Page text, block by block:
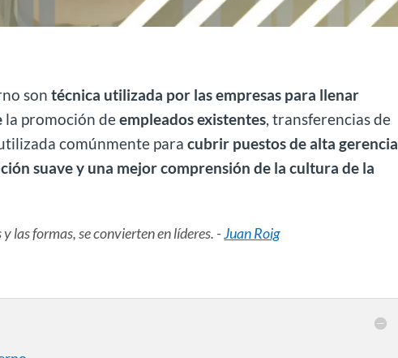
sontécnica utilizada por las empresas para llenar
la promoción deempleados existentes , transferencias de
comúnmente para cubrir puestos de alta gerencia
suave y una mejor comprensión de la cultura de la
las formas, se convierten en líderes. -Juan Roig